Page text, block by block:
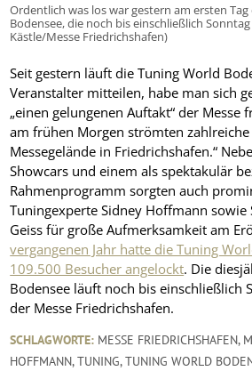
Ordentlich was los war gestern am ersten
Bodensee, die noch bis einschließlich
Kästle/Messe Friedrichshafen)
Seit gestern läuft die Tuning World
Veranstalter mitteilen, habe man sich
„einen gelungenen Auftakt“ der Messe
am frühen Morgen strömten zahlreiche
Messegelände in Friedrichshafen.“
Showcars und einem als spektakulär
Rahmenprogramm sorgten auch
Tuningexperte Sidney Hoffmann sowie
Geiss für große Aufmerksamkeit am
vergangenen Jahr hatte die Tuning
109.500 Besucher angelockt. Die
Bodensee läuft noch bis einschließlich
der Messe Friedrichshafen.
SCHLAGWORTE: MESSE FRIEDRICHSHAFEN,
HOFFMANN,TUNING,TUNING WORLD